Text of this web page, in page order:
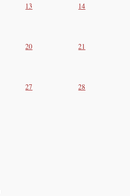
13 14
20 21
27 28